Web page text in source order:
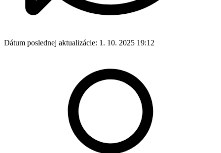
Dátum poslednej aktualizácie: 1. 10. 2025 19:12